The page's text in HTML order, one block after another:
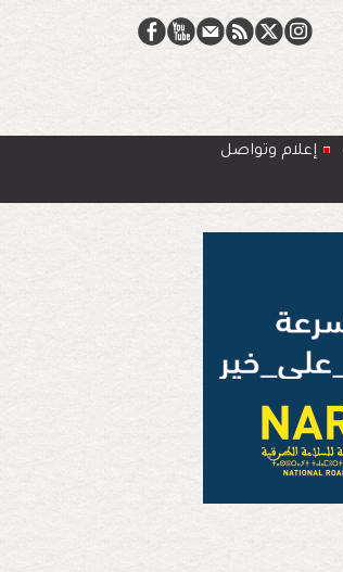
إعلام وتواصل